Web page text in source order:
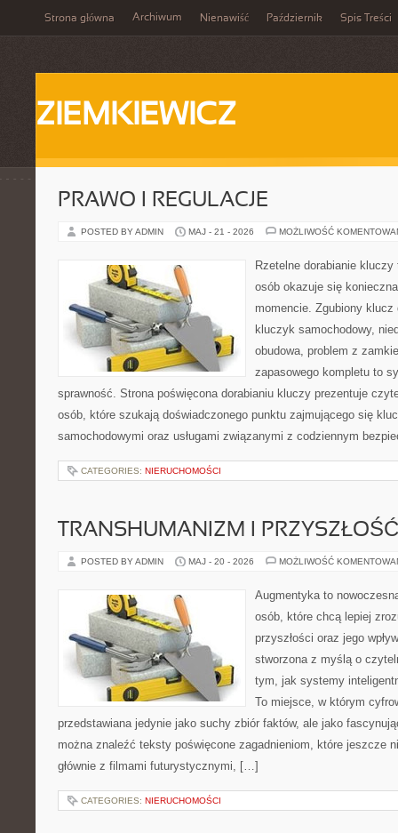
Strona główna Archiwum Nienawiść Październik Spis Treści
ZIEMKIEWICZ
PRAWO I REGULACJE
POSTED BY ADMIN MAJ - 21 - 2026 MOŻLIWOŚĆ
Rzetelne dorabianie
osób okazuje się
momencie. Zgubiony
kluczyk samochodowy,
obudowa, problem z
zapasowego kompletu to
sprawność. Strona poświęcona dorabianiu kluczy prezentuje
osób, które szukają doświadczonego punktu zajmującego się
samochodowymi oraz usługami związanymi z codziennym
CATEGORIES: NIERUCHOMOŚCI
TRANSHUMANIZM I
POSTED BY ADMIN MAJ - 20 - 2026 MOŻLIWOŚĆ
Augmentyka to
osób, które chcą lepiej
przyszłości oraz jego
stworzona z myślą o
tym, jak systemy
To miejsce, w którym
przedstawiana jedynie jako suchy zbiór faktów, ale jako
można znaleźć teksty poświęcone zagadnieniom, które jeszcze
głównie z filmami futurystycznymi, […]
CATEGORIES: NIERUCHOMOŚCI